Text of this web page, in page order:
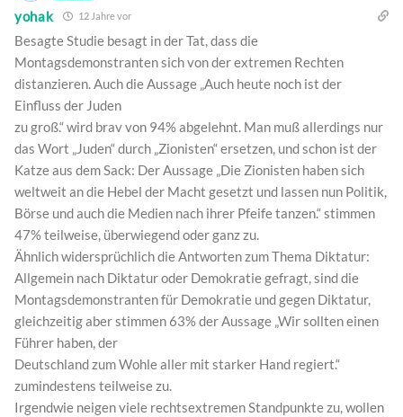
yohak 12 Jahre vor
Besagte Studie besagt in der Tat, dass die
Montagsdemonstranten sich von der extremen Rechten
distanzieren. Auch die Aussage „Auch heute noch ist der
Einfluss der Juden
zu groß.“ wird brav von 94% abgelehnt. Man muß allerdings nur
das Wort „Juden“ durch „Zionisten“ ersetzen, und schon ist der
Katze aus dem Sack: Der Aussage „Die Zionisten haben sich
weltweit an die Hebel der Macht gesetzt und lassen nun Politik,
Börse und auch die Medien nach ihrer Pfeife tanzen.“ stimmen
47% teilweise, überwiegend oder ganz zu.
Ähnlich widersprüchlich die Antworten zum Thema Diktatur:
Allgemein nach Diktatur oder Demokratie gefragt, sind die
Montagsdemonstranten für Demokratie und gegen Diktatur,
gleichzeitig aber stimmen 63% der Aussage „Wir sollten einen
Führer haben, der
Deutschland zum Wohle aller mit starker Hand regiert.“
zumindestens teilweise zu.
Irgendwie neigen viele rechtsextremen Standpunkte zu, wollen